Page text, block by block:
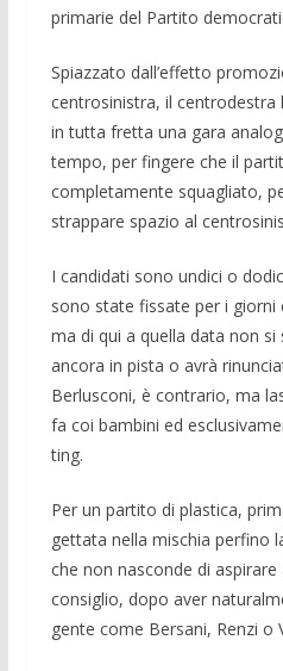
primarie del Partito
Spiazzato dall’effetto
centrosinistra, il centrode­stra
in tutta fretta una gara
tempo, per fingere che il
completamente squagliato,
strappare spazio al
I candidati sono undici o
sono state fissate per i giorni
ma di qui a quella data non
ancora in pista o avrà
Berlusconi, è contrario, ma
fa coi bambini ed
ting.
Per un partito di plastica,
gettata nella mischia perfi­no
che non nasconde di aspirare
consiglio, dopo aver
gente come Bersani, Renzi o